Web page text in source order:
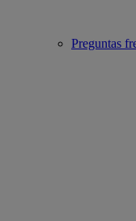
Preguntas